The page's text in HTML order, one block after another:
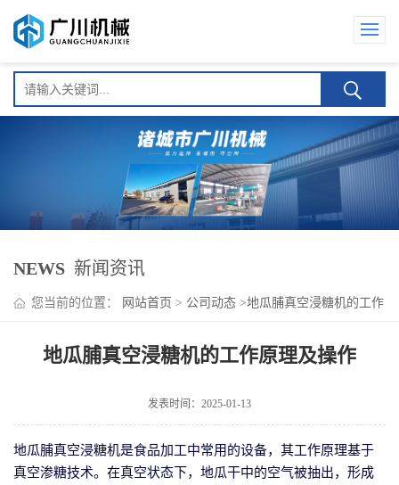
NEWS 新闻资讯
您当前的位置： 网站首页 > 公司动态 >地瓜脯真空浸糖机的工作
地瓜脯真空浸糖机的工作原理及操作
发表时间：2025-01-13
地瓜脯真空浸糖机是食品加工中常用的设备，其工作原理基于
真空渗糖技术。在真空状态下，地瓜干中的空气被抽出，形成